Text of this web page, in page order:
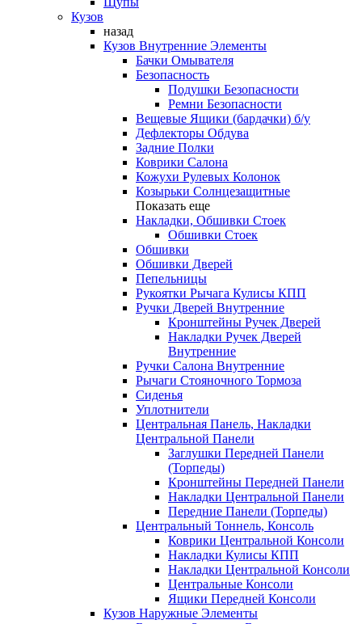
Кузов
назад
Кузов Внутренние Элементы
Бачки Омывателя
Безопасность
Подушки Безопасности
Ремни Безопасности
Вещевые Ящики (бардачки) б/у
Дефлекторы Обдува
Задние Полки
Коврики Салона
Кожухи Рулевых Колонок
Козырьки Солнцезащитные
Показать еще
Накладки, Обшивки Стоек
Обшивки Стоек
Обшивки
Обшивки Дверей
Пепельницы
Рукоятки Рычага Кулисы КПП
Ручки Дверей Внутренние
Кронштейны Ручек Дверей
Накладки Ручек Дверей
Внутренние
Ручки Салона Внутренние
Рычаги Стояночного Тормоза
Сиденья
Уплотнители
Центральная Панель, Накладки
Центральной Панели
Заглушки Передней Панели
(Торпеды)
Кронштейны Передней Панели
Накладки Центральной Панели
Передние Панели (Торпеды)
Центральный Тоннель, Консоль
Коврики Центральной Консоли
Накладки Кулисы КПП
Накладки Центральной Консоли
Центральные Консоли
Ящики Передней Консоли
Кузов Наружные Элементы